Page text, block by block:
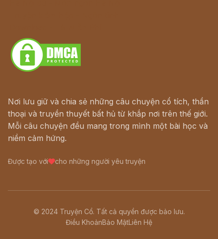
Nơi lưu giữ và chia sẻ những câu chuyện cổ tích, thần
thoại và truyền thuyết bất hủ từ khắp nơi trên thế giới.
Mỗi câu chuyện đều mang trong mình một bài học và
niềm cảm hứng.
Được tạo với cho những người yêu truyện
© 2024 Truyện Cổ. Tất cả quyền được bảo lưu.
Điều KhoảnBảo MậtLiên Hệ